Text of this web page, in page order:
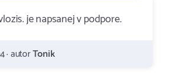
je napsanej v podpore.
· autorTonik